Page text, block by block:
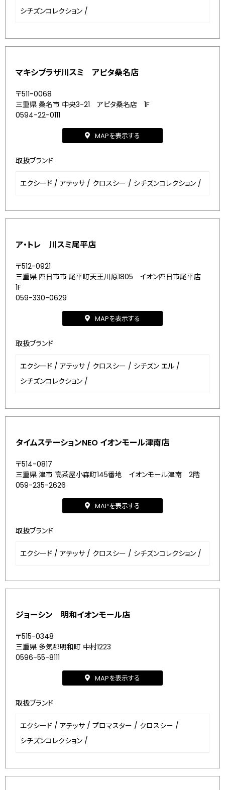
シチズンコレクション /
マキシプラザ川スミ アピタ桑名店
〒511-0068
三重県 桑名市 中央3-21 アピタ桑名店 1F
0594-22-0111
MAPを表示する
取扱ブランド
エクシード / アテッサ / クロスシー / シチズンコレクション /
ア・トレ 川スミ尾平店
〒512-0921
三重県 四日市市 尾平町天王川原1805 イオン四日市尾平店
1F
059-330-0629
MAPを表示する
取扱ブランド
エクシード / アテッサ / クロスシー / シチズン エル /
シチズンコレクション /
タイムステーションNEO イオンモール津南店
〒514-0817
三重県 津市 高茶屋小森町145番地 イオンモール津南 2階
059-235-2626
MAPを表示する
取扱ブランド
エクシード / アテッサ / クロスシー / シチズンコレクション /
ジョーシン 明和イオンモール店
〒515-0348
三重県 多気郡明和町 中村1223
0596-55-8111
MAPを表示する
取扱ブランド
エクシード / アテッサ / プロマスター / クロスシー /
シチズンコレクション /